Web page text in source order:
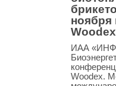
ноября
ИАА
Woodex.